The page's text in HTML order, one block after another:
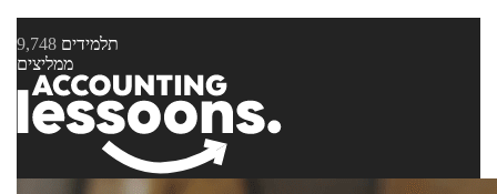
9,748 תלמידים
ממליצים